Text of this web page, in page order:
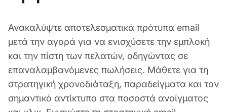
Ανακαλύψτε αποτελεσματικά πρότυπα email
μετά την αγορά για να ενισχύσετε την εμπλοκή
και την πίστη των πελατών, οδηγώντας σε
επαναλαμβανόμενες πωλήσεις. Μάθετε για τη
στρατηγική χρονοδιάταξη, παραδείγματα και τον
σημαντικό αντίκτυπο στα ποσοστά ανοίγματος